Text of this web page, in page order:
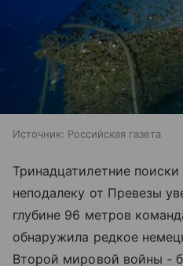
Источник: Российская газета
Тринадцатилетние
неподалеку от Превезы
глубине 96 метров
обнаружила редкое
Второй мировой войны -